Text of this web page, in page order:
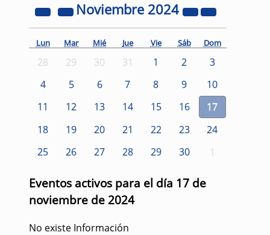
Noviembre 2024
Lun Mar Mié Jue Vie Sáb Dom
28 29 30 31 1 2
3
4
5 6 7 8 9
10
11
12 13 14 15 16
17
18
19 20 21 22 23
24
25
26 27 28 29 30 1
Eventos activos para el día 17 de
noviembre de 2024
No existe Información